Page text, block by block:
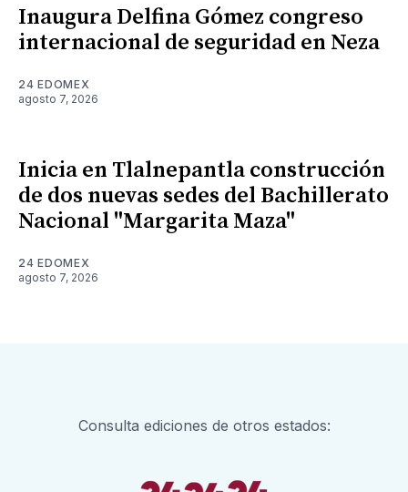
Inaugura Delfina Gómez congreso
internacional de seguridad en Neza
24 EDOMEX
agosto 7, 2026
Inicia en Tlalnepantla construcción
de dos nuevas sedes del Bachillerato
Nacional "Margarita Maza"
24 EDOMEX
agosto 7, 2026
Consulta ediciones de otros estados: